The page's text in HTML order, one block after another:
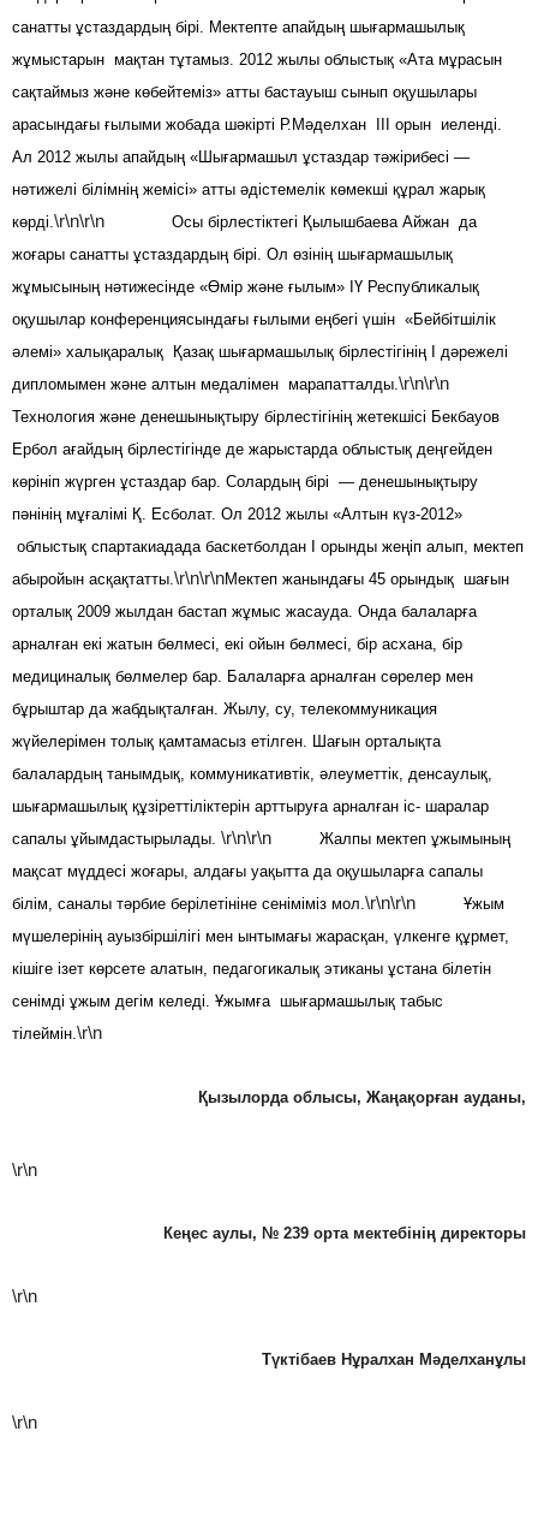
санатты ұстаздардың бірі. Мектепте апайдың шығармашылық
жұмыстарын мақтан тұтамыз. 2012 жылы облыстық «Ата мұрасын
сақтаймыз және көбейтеміз» атты бастауыш сынып оқушылары
арасындағы ғылыми жобада шәкірті Р.Мәделхан ІІІ орын иеленді.
Ал 2012 жылы апайдың «Шығармашыл ұстаздар тәжірибесі —
нәтижелі білімнің жемісі» атты әдістемелік көмекші құрал жарық
көрді.\r\n\r\n Осы бірлестіктегі Қылышбаева Айжан да
жоғары санатты ұстаздардың бірі. Ол өзінің шығармашылық
жұмысының нәтижесінде «Өмір және ғылым» ІҮ Республикалық
оқушылар конференциясындағы ғылыми еңбегі үшін «Бейбітшілік
әлемі» халықаралық Қазақ шығармашылық бірлестігінің І дәрежелі
дипломымен және алтын медалімен марапатталды.\r\n\r\n
Технология және денешынықтыру бірлестігінің жетекшісі Бекбауов
Ербол ағайдың бірлестігінде де жарыстарда облыстық деңгейден
көрініп жүрген ұстаздар бар. Солардың бірі — денешынықтыру
пәнінің мұғалімі Қ. Есболат. Ол 2012 жылы «Алтын күз-2012»
облыстық спартакиадада баскетболдан І орынды жеңіп алып, мектеп
абыройын асқақтатты.\r\n\r\nМектеп жанындағы 45 орындық шағын
орталық 2009 жылдан бастап жұмыс жасауда. Онда балаларға
арналған екі жатын бөлмесі, екі ойын бөлмесі, бір асхана, бір
медициналық бөлмелер бар. Балаларға арналған сөрелер мен
бұрыштар да жабдықталған. Жылу, су, телекоммуникация
жүйелерімен толық қамтамасыз етілген. Шағын орталықта
балалардың танымдық, коммуникативтік, әлеуметтік, денсаулық,
шығармашылық құзіреттіліктерін арттыруға арналған іс- шаралар
сапалы ұйымдастырылады. \r\n\r\n Жалпы мектеп ұжымының
мақсат мүддесі жоғары, алдағы уақытта да оқушыларға сапалы
білім, саналы тәрбие берілетініне сеніміміз мол.\r\n\r\n Ұжым
мүшелерінің ауызбіршілігі мен ынтымағы жарасқан, үлкенге құрмет,
кішіге ізет көрсете алатын, педагогикалық этиканы ұстана білетін
сенімді ұжым дегім келеді. Ұжымға шығармашылық табыс
тілеймін.\r\n
Қызылорда облысы, Жаңақорған ауданы,
\r\n
Кеңес аулы, № 239 орта мектебінің директоры
\r\n
Түктібаев Нұралхан Мәделханұлы
\r\n